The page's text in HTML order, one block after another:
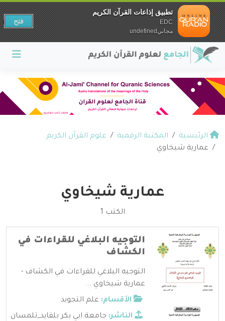
الرئيسية المكتبة الرقمية
علوم القرآن الكريم
عمارية شيخاوي
عمارية شيخاوي
الكتب 1
التوجيه البلاغي للقراءات في
الكشاف
التوجيه البلاغي للقراءات في الكشاف -
عمارية شيخاوي ...
الأقسام: علم التجويد
الناشر: جامعة ابي بكر بلقايد_تلمسان
تطبيق إذاعات القرآن الكريم
EDC
مجانيundefined
فتح